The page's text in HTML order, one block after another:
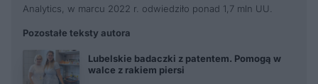
Analytics, w marcu 2022 r. odwiedziło ponad 1,7 mln UU.
Pozostałe teksty autora
Lubelskie badaczki z patentem. Pomogą w
walce z rakiem piersi